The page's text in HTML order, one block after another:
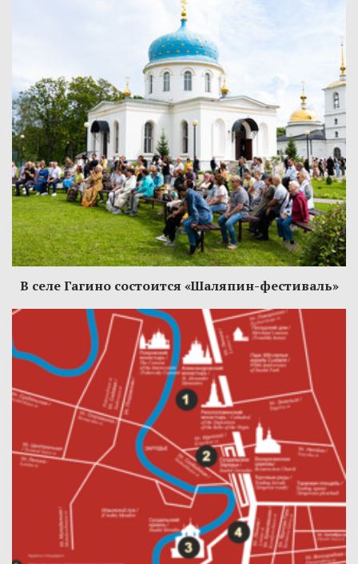
В селе Гагино состоится «Шаляпин-фестиваль»